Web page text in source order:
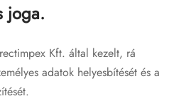
joga.
Kft. által kezelt, rá
adatok helyesbítését és a